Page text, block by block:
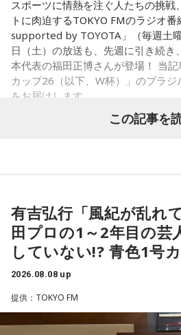
対応していく能力を高めていくのが
要なんです。
ブラジル戦のときも「守ろう」とい
ラジルが1点負けていたときに、前
すごいんです。それを食い止めたり
には、前半よりもエネルギーをもっ
れども、ブラジルのものすごい勢い
だ、これは日本だけではなく、アル
それに対してまた変化をしてくるか
て、時間をつくれる選手が重要にな
ね。
◆世界で戦うために必要な“個”の力
あの戦いができたというのは、選手
スポーツに情熱を注ぐ人たちの挑戦
トに肉迫するTOKYO FMのラジオ番
supported by TOYOTA」（毎週土
日（土）の放送も、先週に引き続き
本代表の福田正博さんが登場！ 当
カップ26（以下、W杯）」のブラ
をお届けします。
輝き、Jリーグ通算228試合出場93
45試合出場で9ゴールを記録するな
はW杯アジア地区最終予選にも出場
を引退した後は、サッカー解説者と
活かしながら幅広く活動しています。
◆福田正博がW杯ブラジル戦を総括
この記事を
有吉弘行「風紀が乱れ
田プロの1～2年目の芸
していない!? 青色1号
2026.08.08 up
提供：TOKYO FM